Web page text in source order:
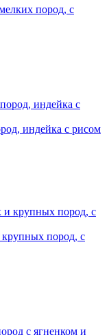
пород, с
индейка с рисом
крупных пород, с